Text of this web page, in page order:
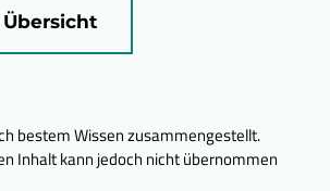
bestem Wissen zusammengestellt.
Inhalt kann jedoch nicht übernommen